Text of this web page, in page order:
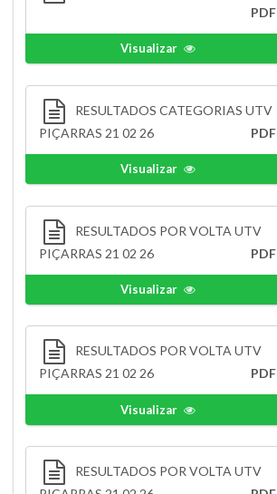
PDF
Visualizar
RESULTADOS CATEGORIAS UTV
PIÇARRAS 21 02 26
PDF
Visualizar
RESULTADOS POR VOLTA UTV
PIÇARRAS 21 02 26
PDF
Visualizar
RESULTADOS POR VOLTA UTV
PIÇARRAS 21 02 26
PDF
Visualizar
RESULTADOS POR VOLTA UTV